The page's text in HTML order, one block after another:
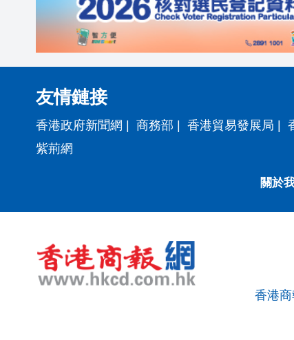
友情鏈接
香港政府新聞網 | 商務部 | 香港貿易發展局 |
紫荊網
關於
香港